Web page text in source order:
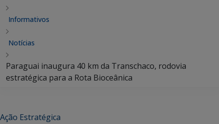
Informativos
Notícias
Paraguai inaugura 40 km da Transchaco, rodovia
estratégica para a Rota Bioceânica
Ação Estratégica